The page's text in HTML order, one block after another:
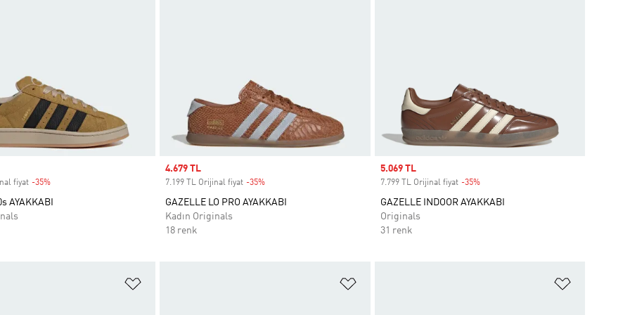
fiyat -35%Discount
AYAKKABI
Sale price
4.679 TL
7.199 TL Orijinal fiyat -35%
GAZELLE LO PRO AYAKKABI
Kadın Originals
18 renk
Sale price
5.069 TL
7.799 TL Orijinal fiyat -35%Discount
GAZELLE INDOOR AYAKKABI
Originals
31 renk